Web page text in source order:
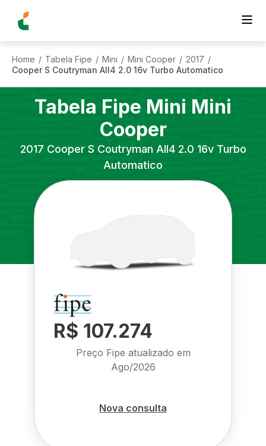
Home / Tabela Fipe / Mini / Mini Cooper / 2017 /
Cooper S Coutryman All4 2.0 16v Turbo Automatico
Tabela Fipe Mini Mini
Cooper
2017 Cooper S Coutryman All4 2.0 16v Turbo
Automatico
R$ 107.274
Preço Fipe atualizado em
Ago/2026
Nova consulta